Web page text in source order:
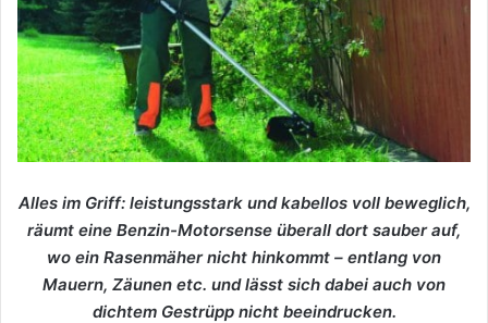
Alles im Griff: leistungsstark und kabellos voll beweglich,
räumt eine Benzin-Motorsense überall dort sauber auf,
wo ein Rasenmäher nicht hinkommt – entlang von
Mauern, Zäunen etc. und lässt sich dabei auch von
dichtem Gestrüpp nicht beeindrucken.